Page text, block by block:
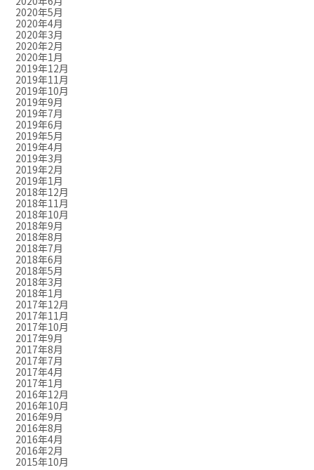
2020年5月
2020年4月
2020年3月
2020年2月
2020年1月
2019年12月
2019年11月
2019年10月
2019年9月
2019年7月
2019年6月
2019年5月
2019年4月
2019年3月
2019年2月
2019年1月
2018年12月
2018年11月
2018年10月
2018年9月
2018年8月
2018年7月
2018年6月
2018年5月
2018年3月
2018年1月
2017年12月
2017年11月
2017年10月
2017年9月
2017年8月
2017年7月
2017年4月
2017年1月
2016年12月
2016年10月
2016年9月
2016年8月
2016年4月
2016年2月
2015年10月